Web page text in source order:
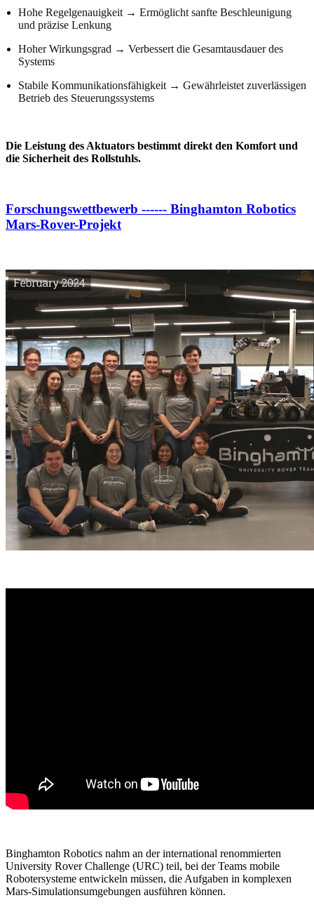
Hohe Regelgenauigkeit → Ermöglicht sanfte Beschleunigung
und präzise Lenkung
Hoher Wirkungsgrad → Verbessert die Gesamtausdauer des
Systems
Stabile Kommunikationsfähigkeit → Gewährleistet zuverlässigen
Betrieb des Steuerungssystems
Die Leistung des Aktuators bestimmt direkt den Komfort und
die Sicherheit des Rollstuhls.
Forschungswettbewerb ------ Binghamton Robotics
Mars-Rover-Projekt
Binghamton Robotics nahm an der international renommierten
University Rover Challenge (URC) teil, bei der Teams mobile
Robotersysteme entwickeln müssen, die Aufgaben in komplexen
Mars-Simulationsumgebungen ausführen können.